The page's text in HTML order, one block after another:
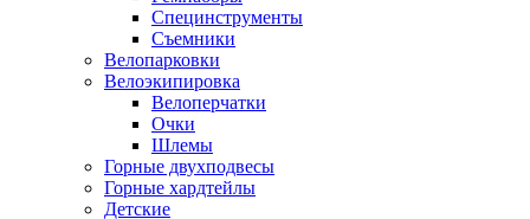
Специнструменты
Съемники
Велопарковки
Велоэкипировка
Велоперчатки
Очки
Шлемы
Горные двухподвесы
Горные хардтейлы
Детские